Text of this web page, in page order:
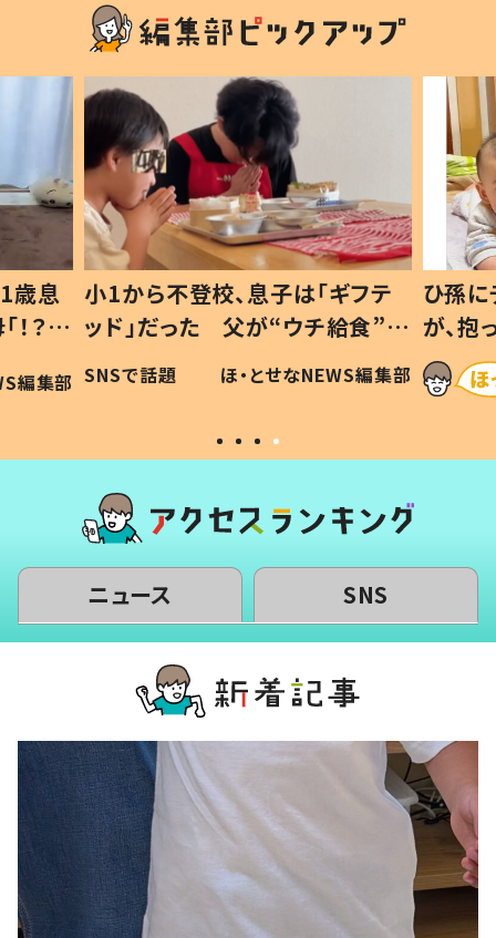
歳息
？」
編集部
小1から不登校、息子は「ギフテ
ッド」だった 父が“ウチ給食”を
作り続ける理由とは #令和の親
#令和の子
SNSで話題 ほ・とせなNEWS編集部
ひ孫
が、
「涙が
い」
ニュース SNS